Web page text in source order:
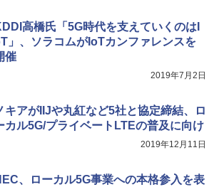
高橋氏「5G時代を支えていくのはI
」、ソラコムがIoTカンファレンスを
催
2019年7月2日
キアがIIJや丸紅など5社と協定締結、ロ
カル5G/プライベートLTEの普及に向け
2019年12月11日
、ローカル5G事業への本格参入を表